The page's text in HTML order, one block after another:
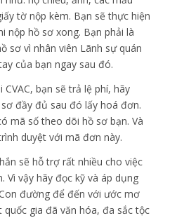
tờ nộp kèm. Bạn sẽ thực hiện
nộp hồ sơ xong. Bạn phải là
sơ vì nhân viên Lãnh sự quán
của bạn ngay sau đó.
bạn sẽ trả lệ phí, hãy
đầy đủ sau đó lấy hoá đơn.
mã số theo dõi hồ sơ bạn. Và
duyệt với mã đơn này.
sẽ hỗ trợ rất nhiều cho việc
Vì vậy hãy đọc kỹ và áp dụng
đường để đến với ước mơ
quốc gia đã văn hóa, đa sắc tộc